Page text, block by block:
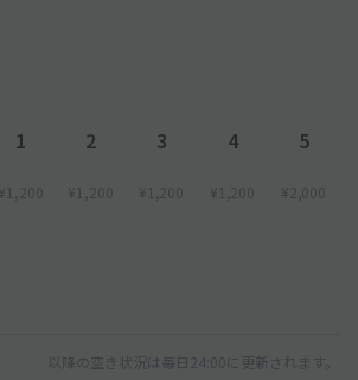
1
¥1,200
2
¥1,200
3
¥1,200
4
¥1,200
5
¥2,000
以降の空き状況は毎日24:00に更新されます。